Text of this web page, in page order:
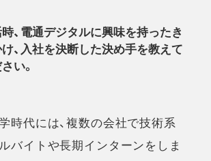
、電通デジタルに興味を持ったき
、入社を決断した決め手を教えて
い。
時代には、複数の会社で技術系
バイトや長期インターンをしま